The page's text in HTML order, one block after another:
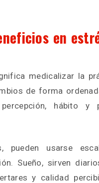
en
medicalizar la
de forma
hábito y
pueden usarse
Sueño, sirven
y calidad